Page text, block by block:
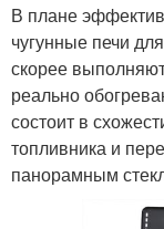
В плане
чугунные печи
скорее
реально
состоит в
топливника и
панорамным